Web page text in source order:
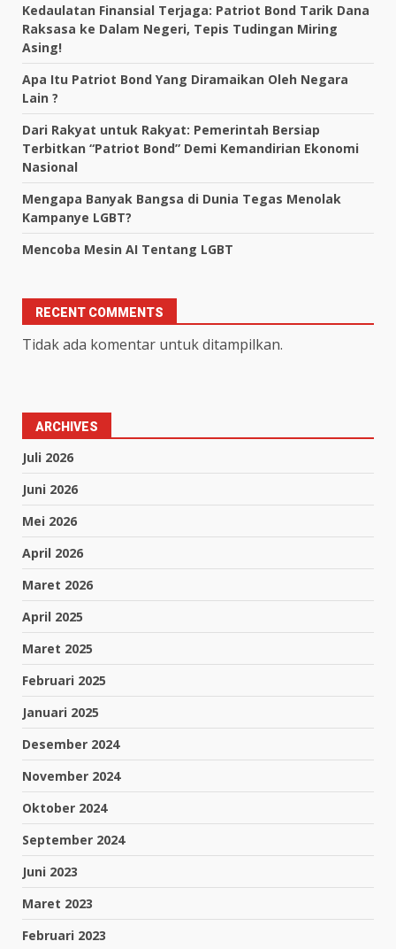
Kedaulatan Finansial Terjaga: Patriot Bond Tarik Dana
Raksasa ke Dalam Negeri, Tepis Tudingan Miring
Asing!
Apa Itu Patriot Bond Yang Diramaikan Oleh Negara
Lain ?
Dari Rakyat untuk Rakyat: Pemerintah Bersiap
Terbitkan “Patriot Bond” Demi Kemandirian Ekonomi
Nasional
Mengapa Banyak Bangsa di Dunia Tegas Menolak
Kampanye LGBT?
Mencoba Mesin AI Tentang LGBT
RECENT COMMENTS
Tidak ada komentar untuk ditampilkan.
ARCHIVES
Juli 2026
Juni 2026
Mei 2026
April 2026
Maret 2026
April 2025
Maret 2025
Februari 2025
Januari 2025
Desember 2024
November 2024
Oktober 2024
September 2024
Juni 2023
Maret 2023
Februari 2023